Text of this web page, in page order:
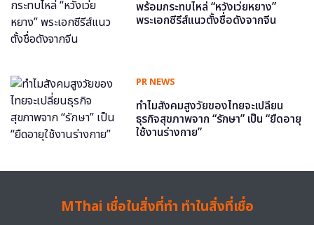
พร้อมกระทบไหล่ “หวังเว่ยหยาง”
พระเอกซีรีส์แนวตั้งชื่อดังจากจีน
PR NEWS
ทำไมสังคมสูงวัยของไทยจะเปลี่ยน
ธุรกิจสุขภาพจาก “รักษา” เป็น “ยืดอายุ
ใช้งานร่างกาย”
MThai เชื่อในสิ่งที่ทำ ทำในสิ่งที่เชื่อ